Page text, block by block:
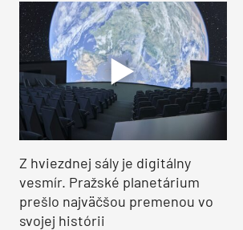
Z hviezdnej sály je digitálny
vesmír. Pražské planetárium
prešlo najväčšou premenou vo
svojej histórii